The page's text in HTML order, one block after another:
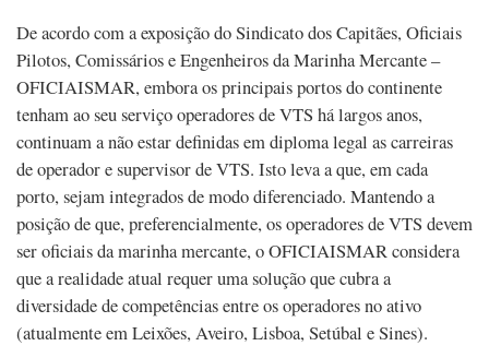
De acordo com a exposição do Sindicato dos Capitães, Oficiais
Pilotos, Comissários e Engenheiros da Marinha Mercante –
OFICIAISMAR, embora os principais portos do continente
tenham ao seu serviço operadores de VTS há largos anos,
continuam a não estar definidas em diploma legal as carreiras
de operador e supervisor de VTS. Isto leva a que, em cada
porto, sejam integrados de modo diferenciado. Mantendo a
posição de que, preferencialmente, os operadores de VTS devem
ser oficiais da marinha mercante, o OFICIAISMAR considera
que a realidade atual requer uma solução que cubra a
diversidade de competências entre os operadores no ativo
(atualmente em Leixões, Aveiro, Lisboa, Setúbal e Sines).